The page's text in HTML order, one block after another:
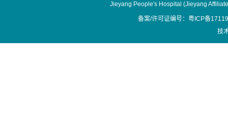
Jieyang People's Hospital (Jieyang
备案/许可证编号：粤ICP备
技